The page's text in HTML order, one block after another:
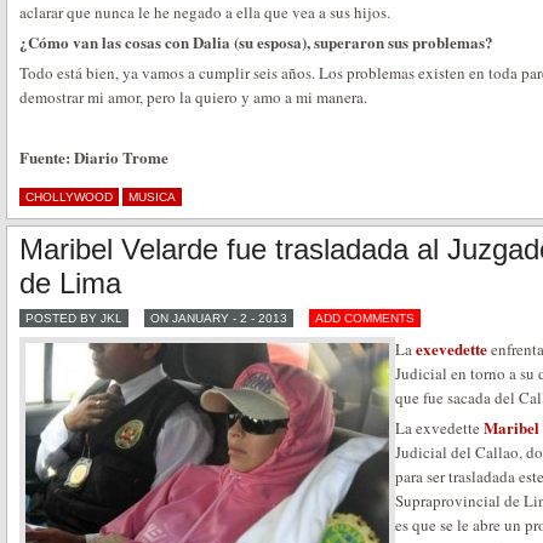
aclarar que nunca le he negado a ella que vea a sus hijos.
¿Cómo van las cosas con Dalia (su esposa), superaron sus problemas?
Todo está bien, ya vamos a cumplir seis años. Los problemas existen en toda
demostrar mi amor, pero la quiero y amo a mi manera.
Fuente: Diario Trome
CHOLLYWOOD MUSICA
Maribel Velarde fue trasladada al
de Lima
POSTED BY JKL ON JANUARY - 2 - 2013 ADD COMMENTS
Laexevedette
Judicial en torno a su
que fue sacada del
La exvedette Maribel
Judicial del Callao,
para ser trasladada
Supraprovincial de
es que se le abre un